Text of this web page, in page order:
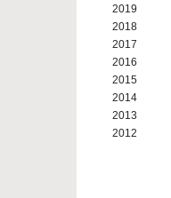
2019
2018
2017
2016
2015
2014
2013
2012